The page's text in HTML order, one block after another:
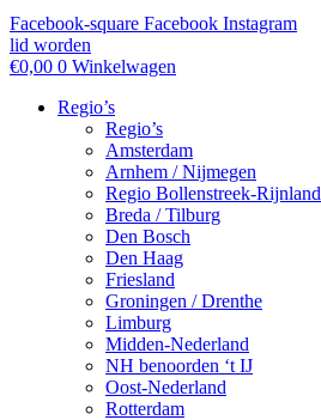
Facebook-square Facebook Instagram
lid worden
€0,00 0 Winkelwagen
Regio’s
Regio’s
Amsterdam
Arnhem / Nijmegen
Regio Bollenstreek-Rijnland
Breda / Tilburg
Den Bosch
Den Haag
Friesland
Groningen / Drenthe
Limburg
Midden-Nederland
NH benoorden ‘t IJ
Oost-Nederland
Rotterdam